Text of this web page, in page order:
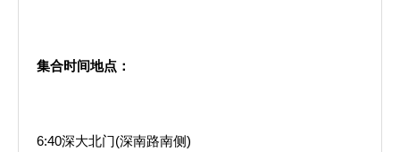
集合时间地点：
6:40深大北门(深南路南侧)